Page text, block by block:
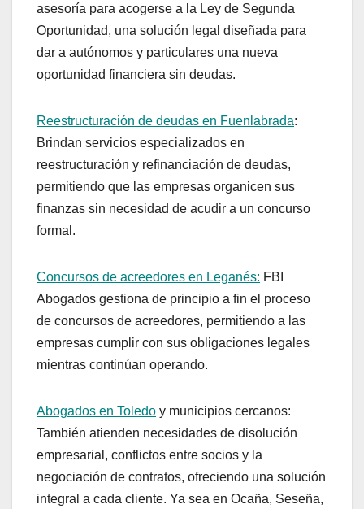
asesoría para acogerse a la Ley de Segunda
Oportunidad, una solución legal diseñada para
dar a autónomos y particulares una nueva
oportunidad financiera sin deudas.
Reestructuración de deudas en Fuenlabrada:
Brindan servicios especializados en
reestructuración y refinanciación de deudas,
permitiendo que las empresas organicen sus
finanzas sin necesidad de acudir a un concurso
formal.
Concursos de acreedores en Leganés: FBI
Abogados gestiona de principio a fin el proceso
de concursos de acreedores, permitiendo a las
empresas cumplir con sus obligaciones legales
mientras continúan operando.
Abogados en Toledo y municipios cercanos:
También atienden necesidades de disolución
empresarial, conflictos entre socios y la
negociación de contratos, ofreciendo una solución
integral a cada cliente. Ya sea en Ocaña, Seseña,